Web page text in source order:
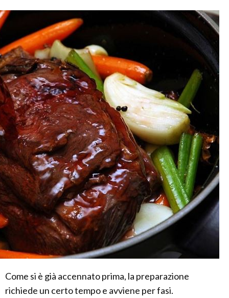
Come si è già accennato prima, la preparazione
richiede un certo tempo e avviene per fasi.